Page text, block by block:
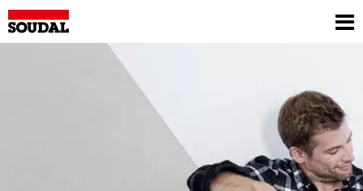
Skip
to
main